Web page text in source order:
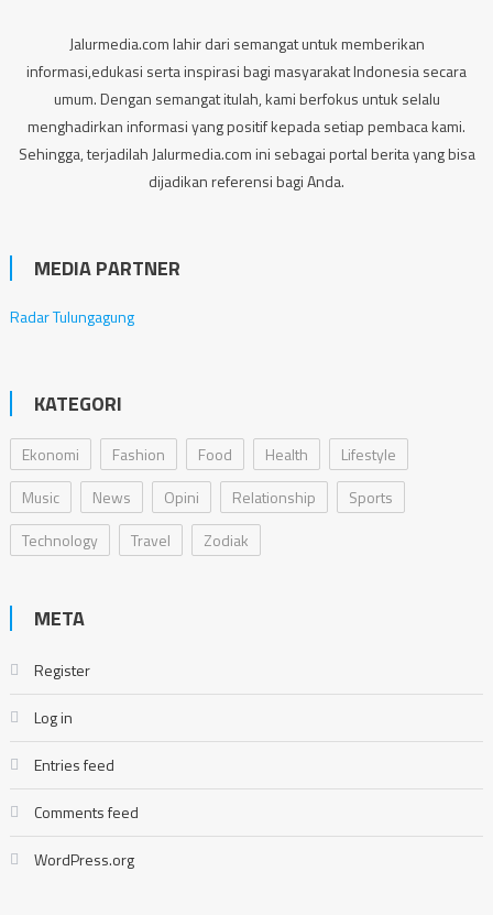
Jalurmedia.com lahir dari semangat untuk memberikan
informasi,edukasi serta inspirasi bagi masyarakat Indonesia secara
umum. Dengan semangat itulah, kami berfokus untuk selalu
menghadirkan informasi yang positif kepada setiap pembaca kami.
Sehingga, terjadilah Jalurmedia.com ini sebagai portal berita yang bisa
dijadikan referensi bagi Anda.
MEDIA PARTNER
Radar Tulungagung
KATEGORI
Ekonomi Fashion Food Health
Lifestyle
Music
News Opini Relationship
Sports
Technology
Travel Zodiak
META
Register
Log in
Entries feed
Comments feed
WordPress.org